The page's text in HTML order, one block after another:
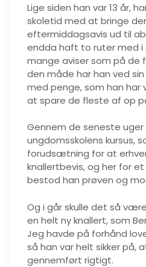
Lige siden han var 13 år,
skoletid med at bringe
eftermiddagsavis ud til
endda haft to ruter med
mange aviser som på de
den måde har han ved
med penge, som han
at spare de fleste af op
Gennem de seneste
ungdomsskolens kursus,
forudsætning for at
knallertbevis, og her for
bestod han prøven og
Og i går skulle det så
en helt ny knallert, som
Jeg havde på forhånd
så han var helt sikker på,
gennemført rigtigt.